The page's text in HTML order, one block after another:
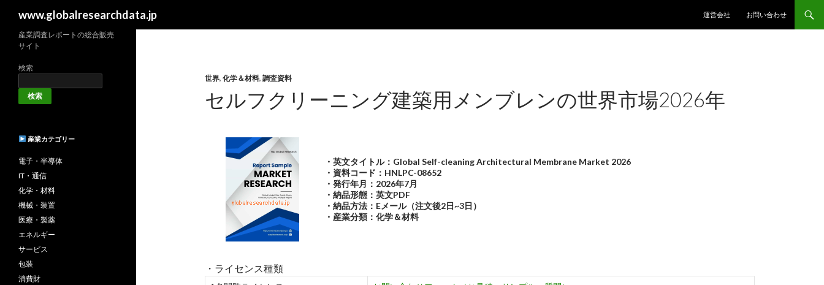
www.globalresearchdata.jp
運営会社
お問い合わせ
世界,化学＆材料,調査資料
セルフクリーニング建築用メンブレンの世界市場2026年
・英文タイトル：Global Self-cleaning Architectural Membrane Market 2026
・資料コード：HNLPC-08652
・発行年月：2026年7月
・納品形態：英文PDF
・納品方法：Eメール（注文後2日~3日）
・産業分類：化学＆材料
・ライセンス種類
産業調査レポートの総合販売
サイト
検索
検索
産業カテゴリー
電子・半導体
IT・通信
化学・材料
機械・装置
医療・製薬
エネルギー
サービス
包装
消費財